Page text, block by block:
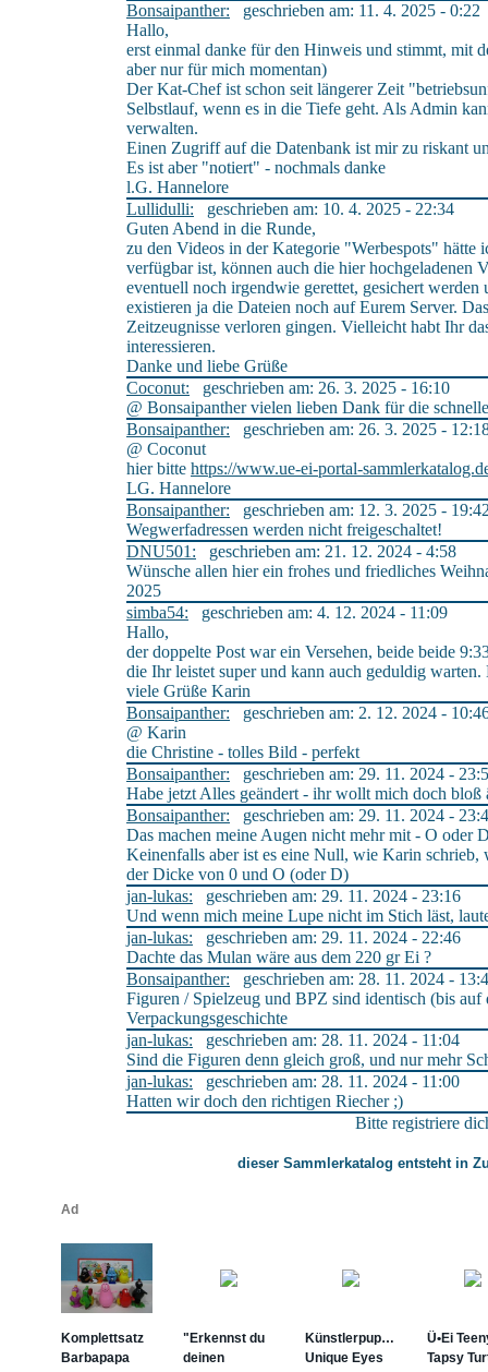
Bonsaipanther: geschrieben am: 11. 4. 2025 - 0:22
Hallo,
erst einmal danke für den Hinweis und stimmt, mit
aber nur für mich momentan)
Der Kat-Chef ist schon seit längerer Zeit
Selbstlauf, wenn es in die Tiefe geht. Als Admin
verwalten.
Einen Zugriff auf die Datenbank ist mir zu riskant
Es ist aber "notiert" - nochmals danke
l.G. Hannelore
Lullidulli: geschrieben am: 10. 4. 2025 - 22:34
Guten Abend in die Runde,
zu den Videos in der Kategorie "Werbespots" hätte
verfügbar ist, können auch die hier hochgeladenen
eventuell noch irgendwie gerettet, gesichert
existieren ja die Dateien noch auf Eurem Server.
Zeitzeugnisse verloren gingen. Vielleicht habt Ihr
interessieren.
Danke und liebe Grüße
Coconut: geschrieben am: 26. 3. 2025 - 16:10
@ Bonsaipanther vielen lieben Dank für die
Bonsaipanther: geschrieben am: 26. 3. 2025 -
@ Coconut
hier bitte https://www.ue-ei-portal-
LG. Hannelore
Bonsaipanther: geschrieben am: 12. 3. 2025 -
Wegwerfadressen werden nicht freigeschaltet!
DNU501: geschrieben am: 21. 12. 2024 - 4:58
Wünsche allen hier ein frohes und friedliches
2025
simba54: geschrieben am: 4. 12. 2024 - 11:09
Hallo,
der doppelte Post war ein Versehen, beide beide
die Ihr leistet super und kann auch geduldig
viele Grüße Karin
Bonsaipanther: geschrieben am: 2. 12. 2024 -
@ Karin
die Christine - tolles Bild - perfekt
Bonsaipanther: geschrieben am: 29. 11. 2024 -
Habe jetzt Alles geändert - ihr wollt mich doch
Bonsaipanther: geschrieben am: 29. 11. 2024 -
Das machen meine Augen nicht mehr mit - O oder
Keinenfalls aber ist es eine Null, wie Karin schrieb,
der Dicke von 0 und O (oder D)
jan-lukas: geschrieben am: 29. 11. 2024 - 23:16
Und wenn mich meine Lupe nicht im Stich läst,
jan-lukas: geschrieben am: 29. 11. 2024 - 22:46
Dachte das Mulan wäre aus dem 220 gr Ei ?
Bonsaipanther: geschrieben am: 28. 11. 2024 -
Figuren / Spielzeug und BPZ sind identisch (bis
Verpackungsgeschichte
jan-lukas: geschrieben am: 28. 11. 2024 - 11:04
Sind die Figuren denn gleich groß, und nur mehr
jan-lukas: geschrieben am: 28. 11. 2024 - 11:00
Hatten wir doch den richtigen Riecher ;)
Bitte registriere
dieser Sammlerkatalog entsteht in